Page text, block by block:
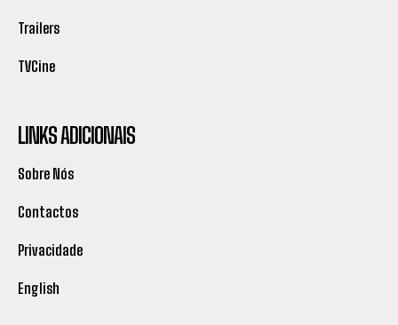
Trailers
TVCine
LINKS ADICIONAIS
Sobre Nós
Contactos
Privacidade
English